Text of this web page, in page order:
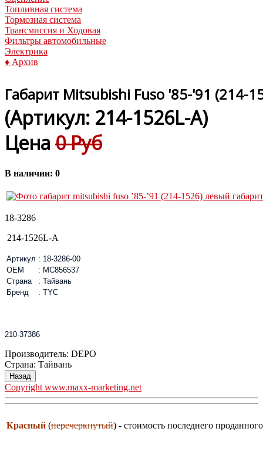
Топливная система
Тормозная система
Трансмиссия и Ходовая
Фильтры автомобильные
Электрика
♦ Архив
Габарит Mitsubishi Fuso '85-'91 (214-
(Артикул: 214-1526L-A)
Цена 0 Руб
В наличии: 0
18-3286
214-1526L-A
Артикул : 18-3286-00
OEM
: MC856537
Страна
: Тайвань
Бренд
: TYC
210-37386
Производитель: DEPO
Страна: Тайвань
Copyright www.maxx-marketing.net
Красный (перечеркнутый) - стоимость последнего